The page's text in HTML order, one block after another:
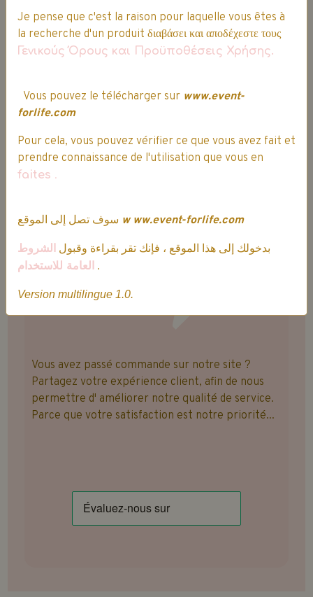
Livraison express sous 24h, en France et
sous 48h dans les pays limitrophes
Vous avez passé commande sur notre site ?
Partagez votre expérience client, afin de nous
permettre d' améliorer notre qualité de service.
Parce que votre satisfaction est notre priorité...
Je pense que c'est la raison pour laquelle vous êtes à
la recherche d'un produit διαβάσει και αποδέχεστε τους
Γενικούς Όρους και Προϋποθέσεις Χρήσης.
Vous pouvez le télécharger sur www.event-
forlife.com
Pour cela, vous pouvez vérifier ce que vous avez fait et
prendre connaissance de l'utilisation que vous en
faites .
w ww.event-forlife.com
بدخولك إلى هذا الموقع ، فإنك تقر بقراءة وقبول
الشروط
العامة للاستخدام
.
Version multilingue 1.0.